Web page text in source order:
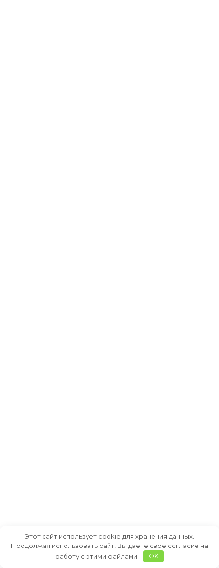
Этот сайт использует cookie для хранения данных.
Продолжая использовать сайт, Вы даете свое согласие на
работу с этими файлами.
OK